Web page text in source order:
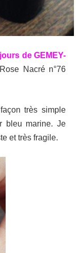
de GEMEY-
Nacré n°76
très simple
bleu marine. Je
et très fragile.